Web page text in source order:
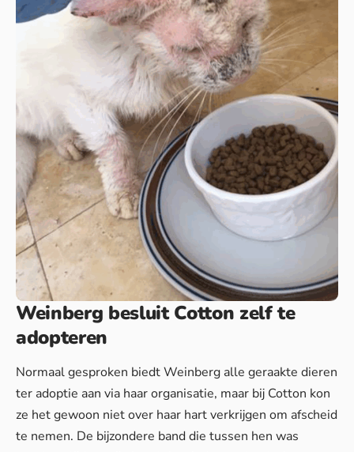
Weinberg besluit Cotton zelf te
adopteren
Normaal gesproken biedt Weinberg alle geraakte dieren
ter adoptie aan via haar organisatie, maar bij Cotton kon
ze het gewoon niet over haar hart verkrijgen om afscheid
te nemen. De bijzondere band die tussen hen was